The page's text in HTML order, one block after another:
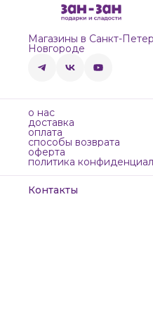
Магазины в Санкт-
Новгороде
о нас
доставка
оплата
способы возврата
оферта
политика
Контакты